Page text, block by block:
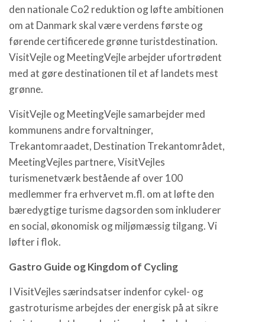
den nationale Co2 reduktion og løfte ambitionen
om at Danmark skal være verdens første og
førende certificerede grønne turistdestination.
VisitVejle og MeetingVejle arbejder ufortrødent
med at gøre destinationen til et af landets mest
grønne.
VisitVejle og MeetingVejle samarbejder med
kommunens andre forvaltninger,
Trekantomraadet, Destination Trekantområdet,
MeetingVejles partnere, VisitVejles
turismenetværk bestående af over 100
medlemmer fra erhvervet m.fl. om at løfte den
bæredygtige turisme dagsorden som inkluderer
en social, økonomisk og miljømæssig tilgang. Vi
løfter i flok.
Gastro Guide og Kingdom of Cycling
I VisitVejles særindsatser indenfor cykel- og
gastroturisme arbejdes der energisk på at sikre